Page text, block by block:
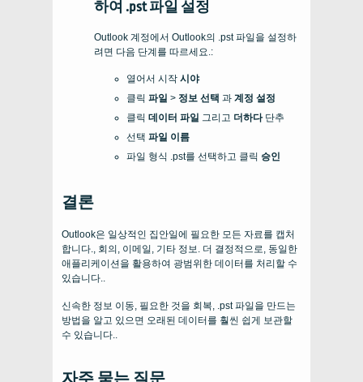
하여 .pst 파일 설정
Outlook 계정에서 Outlook의 .pst 파일을 설정하
려면 다음 단계를 따르세요.:
열어서 시작 시야
클릭 파일 > 정보 선택 과 계정 설정
클릭 데이터 파일 그리고 더하다단추
선택 파일 이름
파일 형식 .pst를 선택하고 클릭 승인
결론
Outlook은 일상적인 집안일에 필요한 모든 자료를 캡처
합니다., 회의, 이메일, 기타 정보. 더 결정적으로, 동일한
애플리케이션을 활용하여 광범위한 데이터를 처리할 수
있습니다..
신속한 정보 이동, 필요한 것을 회복, .pst 파일을 만드는
방법을 알고 있으면 오래된 데이터를 훨씬 쉽게 보관할
수 있습니다..